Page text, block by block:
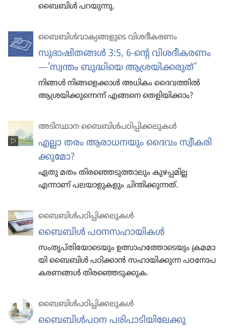
ബൈബിൾ പറയുന്നു.
ബൈബിൾവാ​ക്യ​ങ്ങ​ളു​ടെ വിശദീ​ക​രണം
സുഭാ​ഷി​തങ്ങൾ 3:5, 6-ന്റെ വിശദീ​ക​രണം
—’സ്വന്തം ബുദ്ധിയെ ആശ്രയി​ക്ക​രുത്‌’
നിങ്ങൾ നിങ്ങ​ളെ​ക്കാൾ അധികം ദൈവ​ത്തിൽ
ആശ്രയി​ക്കു​ന്നെന്ന്‌ എങ്ങനെ തെളി​യി​ക്കാം?
അടിസ്ഥാന ബൈബിൾപഠിപ്പിക്കലുകൾ
എല്ലാ തരം ആരാധ​ന​യും ദൈവം സ്വീക​രി​
ക്കു​മോ?
ഏതു മതം തിര​ഞ്ഞെ​ടു​ത്താ​ലും കുഴപ്പ​മില്ല
എന്നാണ്‌ പലയാ​ളു​ക​ളും ചിന്തി​ക്കു​ന്നത്‌.
ബൈബിൾപ​ഠി​പ്പി​ക്ക​ലു​കൾ
ബൈബിൾ പഠനസ​ഹാ​യി​കൾ
സംതൃപ്‌തി​യോ​ടെ​യും ഉത്സാഹ​ത്തോ​ടെ​യും ക്രമമാ​
യി ബൈബിൾ പഠിക്കാൻ സഹായി​ക്കു​ന്ന പഠനോ​പ​
ക​ര​ണ​ങ്ങൾ തിര​ഞ്ഞെ​ടു​ക്കു​ക.
ബൈബിൾപ​ഠി​പ്പി​ക്ക​ലു​കൾ
ബൈബിൾപഠന പരിപാ​ടി​യി​ലേക്കു